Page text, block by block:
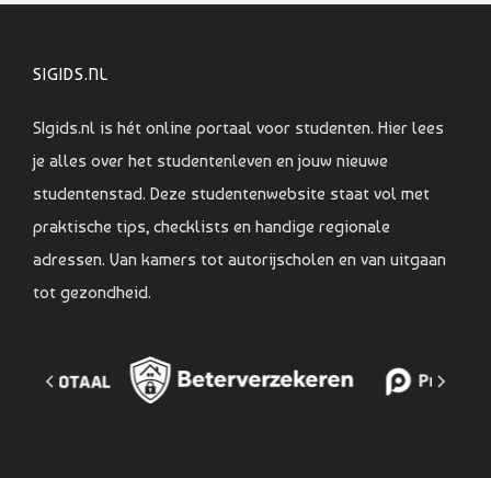
SIGIDS.NL
SIgids.nl is hét online portaal voor studenten. Hier lees
je alles over het studentenleven en jouw nieuwe
studentenstad. Deze studentenwebsite staat vol met
praktische tips, checklists en handige regionale
adressen. Van kamers tot autorijscholen en van uitgaan
tot gezondheid.